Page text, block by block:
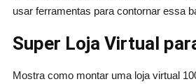
usar ferramentas para contornar essa
Super Loja Virtual
Mostra como montar uma loja virtual